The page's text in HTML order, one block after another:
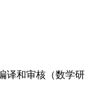
译和审核（数学研